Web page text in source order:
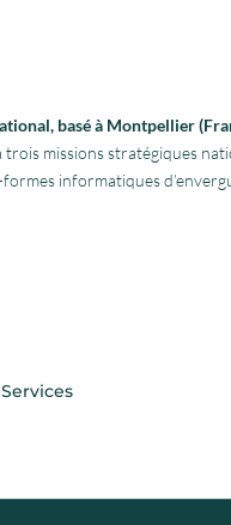
basé à Montpellier
trois missions stratégiques
formes informatiques
Services